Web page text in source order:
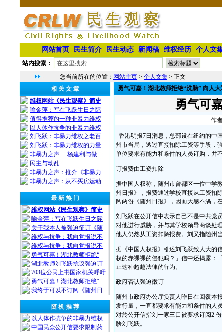
网站首页 民生简介 民生动态 新闻稿 维权经历 个人文
站内搜索：
您当前所在的位置： 网站主页 > 个人文集 > 正文
相 关 文 章
维权网站《民生观察》简史
喻金萍：写在飞跃生日之际
值得推荐的一种非暴力维权
以人体作抗争的非暴力维权
刘飞跃：非暴力维权之老百
刘飞跃：非暴力维权的力量
非暴力之声----杨建利与做
民主与动乱
非暴力之声：推介《非暴力
非暴力之声：从不买房运动
最 新 热 门
维权网站《民生观察》简史
喻金萍：写在飞跃生日之际
关于我本人被强迫征订《随
维权与抗争：我向党报说不
维权与抗争：我向党报说不
勇气可嘉！湖北教师拒绝“
湖北教师刘飞跃抗议强迫订
703位公民上书国家机关呼吁
勇气可嘉！湖北教师拒绝“
我终于可以不订阅《随州日
随 机 推 荐
以人体作抗争的非暴力维权
中国民众公开信要求限制药
勇气可嘉！湖北教师拒绝“洗脑” 向人大
勇气可
作
香港明报7日消息，总部设在纽约的中
州市当局，透过直接扣除工资等手段，
单位要求有能力和条件的人员订购，并
订报费由工资扣除
据中国人权称，随州市曾都区一位中
州日报》，报费通过学校直接从工资扣
阅两份《随州日报》，因而大感不满，
刘飞跃在公开信中表示自己不是中共党
对他进行威胁，并与其学校领导商谈处
他人仍然从工资扣除报费。刘又指随州
据《中国人权报》引述刘飞跃致人大的
权的赤裸裸的侵犯吗？」信中还揭露：
止这种超越法律的行为。
政府否认强迫徵订
随州市政府办公厅负责人昨日在回覆本
发行量，一直都要求有能力和条件的人
对於公开信指刘一家三口被要求订阅2
胁刘飞跃。